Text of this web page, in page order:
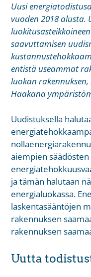
Uusi
vuoden 2018 alusta.
saavuttamisen
entistä useammat
luokan
Haakana
Uudistuksella
aiempien säädösten
ja tämän halutaan
energialuokassa.
laskentasääntöjen
rakennuksen
rakennuksen
Uutta